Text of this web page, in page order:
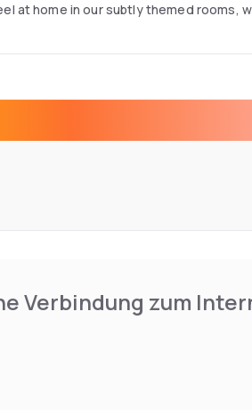
at home in our subtly themed rooms,
Verbindung zum